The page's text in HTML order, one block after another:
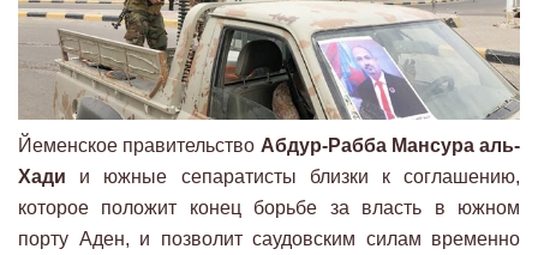
Йеменское правительство Абдур-Рабба Мансура аль-
Хади и южные сепаратисты близки к соглашению,
которое положит конец борьбе за власть в южном
порту Аден, и позволит саудовским силам временно